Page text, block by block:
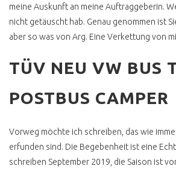
ONE KLICK BUY
WERKSTATTEMPFEHLUNG
DU NERVST NICHT
INCENTIVES UND
PROJEKTE
PANGEA
T3 COLA PRITSCHE
meine Auskunft an meine Auftraggeberin.
nicht getäuscht hab. Genau genommen ist
aber so was von Arg. Eine Verkettung von
TÜV NEU VW BUS
POSTBUS CAMPER
Vorweg möchte ich schreiben, das wie
erfunden sind. Die Begebenheit ist eine
schreiben September 2019, die Saison ist